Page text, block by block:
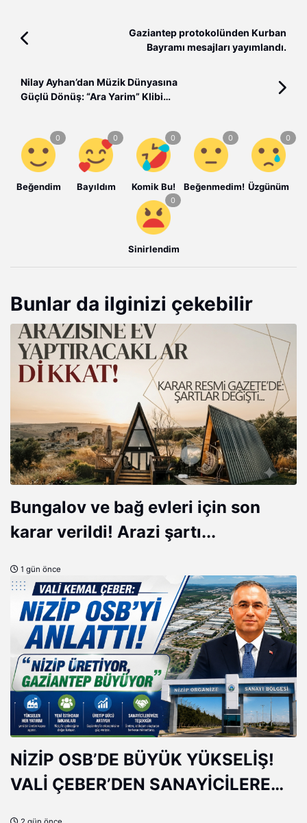
Gaziantep protokolünden Kurban
Bayramı mesajları yayımlandı.
Nilay Ayhan’dan Müzik Dünyasına
Güçlü Dönüş: “Ara Yarim” Klibi
Beğendim Bayıldım Komik Bu! Beğenmedim! Üzgünüm
Sinirlendim
Bunlar da ilginizi çekebilir
Bungalov ve bağ evleri için son
karar verildi! Arazi şartı...
1 gün önce
NİZİP OSB’DE BÜYÜK YÜKSELİŞ!
VALİ ÇEBER’DEN SANAYİCİLERE